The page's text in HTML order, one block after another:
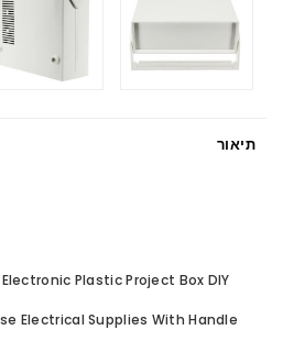
תיאור
Plastic Project Box DIY
Electrical Supplies With Handle